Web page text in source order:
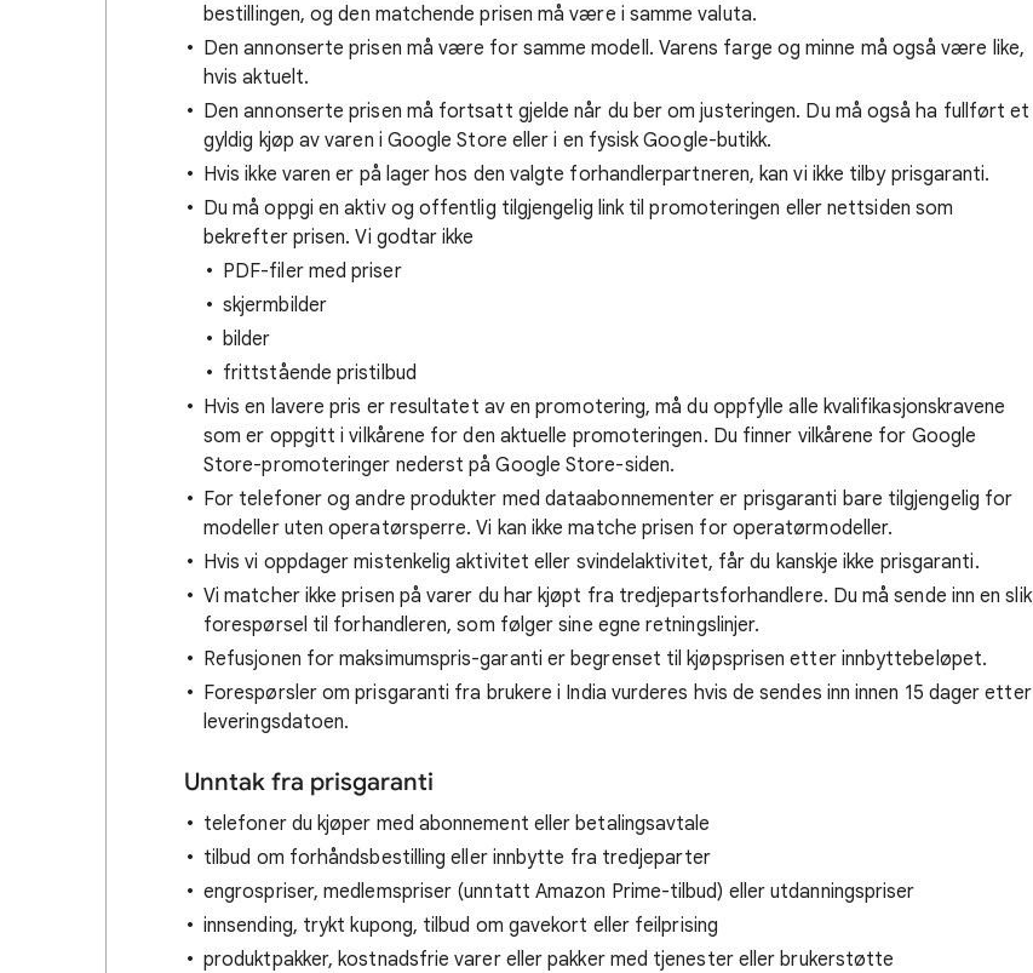
bestillingen, og den matchende prisen må være i samme valuta.
Den annonserte prisen må være for samme modell. Varens farge og minne må også være like,
hvis aktuelt.
Den annonserte prisen må fortsatt gjelde når du ber om justeringen. Du må også ha fullført et
gyldig kjøp av varen i Google Store eller i en fysisk Google-butikk.
Hvis ikke varen er på lager hos den valgte forhandlerpartneren, kan vi ikke tilby prisgaranti.
Du må oppgi en aktiv og offentlig tilgjengelig link til promoteringen eller nettsiden som
bekrefter prisen. Vi godtar ikke
PDF-filer med priser
skjermbilder
bilder
frittstående pristilbud
Hvis en lavere pris er resultatet av en promotering, må du oppfylle alle kvalifikasjonskravene
som er oppgitt i vilkårene for den aktuelle promoteringen. Du finner vilkårene for Google
Store-promoteringer nederst på Google Store-siden.
For telefoner og andre produkter med dataabonnementer er prisgaranti bare tilgjengelig for
modeller uten operatørsperre. Vi kan ikke matche prisen for operatørmodeller.
Hvis vi oppdager mistenkelig aktivitet eller svindelaktivitet, får du kanskje ikke prisgaranti.
Vi matcher ikke prisen på varer du har kjøpt fra tredjepartsforhandlere. Du må sende inn en slik
forespørsel til forhandleren, som følger sine egne retningslinjer.
Refusjonen for maksimumspris-garanti er begrenset til kjøpsprisen etter innbyttebeløpet.
Forespørsler om prisgaranti fra brukere i India vurderes hvis de sendes inn innen 15 dager etter
leveringsdatoen.
Unntak fra prisgaranti
telefoner du kjøper med abonnement eller betalingsavtale
tilbud om forhåndsbestilling eller innbytte fra tredjeparter
engrospriser, medlemspriser (unntatt Amazon Prime-tilbud) eller utdanningspriser
innsending, trykt kupong, tilbud om gavekort eller feilprising
produktpakker, kostnadsfrie varer eller pakker med tjenester eller brukerstøtte